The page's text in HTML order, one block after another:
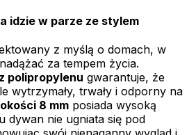
idzie w parze ze stylem
z myślą o domach, w
za tempem życia.
polipropylenu gwarantuje, że
wytrzymały, trwały i odporny na
8 mm posiada wysoką
dywan nie ugniata się pod